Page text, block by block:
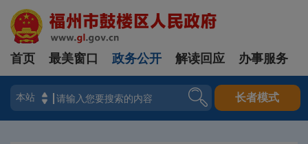
登录
首页 最美窗口 政务公开 解读回应 办事服务
长者模式